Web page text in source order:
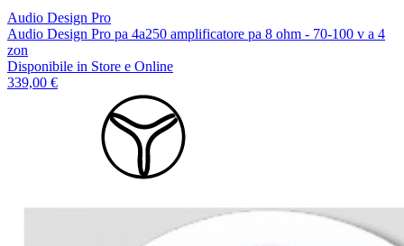
Audio Design Pro
Audio Design Pro pa 4a250 amplificatore pa 8 ohm - 70-100 v a 4
zon
Disponibile in Store e Online
339,00 €